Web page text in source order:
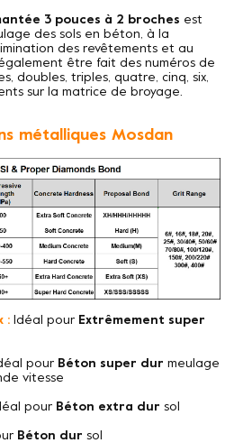
3 pouces à 2 broches est
des sols en béton, à la
des revêtements et au
être fait des numéros de
doubles, triples, quatre, cinq, six,
sur la matrice de broyage.
métalliques Mosdan
: Idéal pour Extrêmement super
pour Béton super dur meulage
vitesse
pour Béton extra dur sol
Béton dur sol